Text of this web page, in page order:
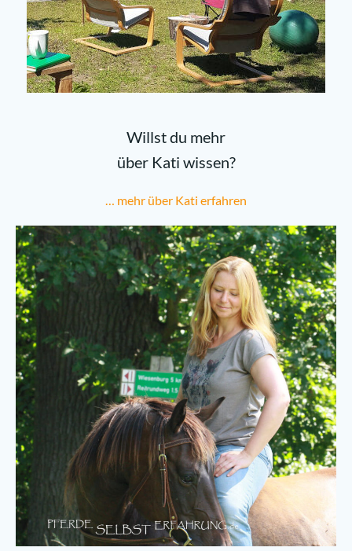
Willst du mehr
über Kati wissen?
… mehr über Kati erfahren